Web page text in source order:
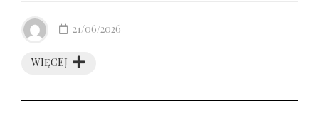
WIĘCEJ
21/06/2026